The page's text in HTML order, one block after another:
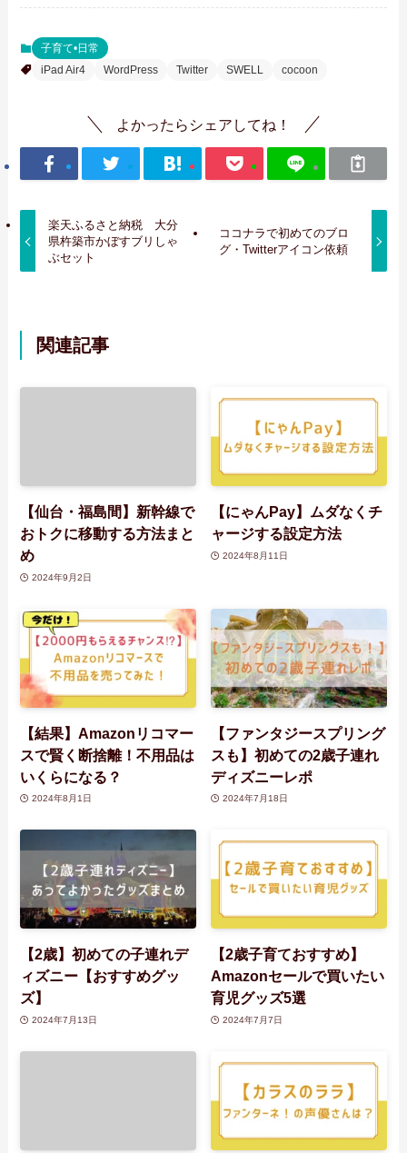
子育て•日常
iPad Air4
WordPress Twitter SWELL cocoon
よかったらシェアしてね！
楽天ふるさと納税 大分
県杵築市かぼすブリしゃ
ぶセット
ココナラで初めてのブロ
グ・Twitterアイコン依頼
関連記事
【仙台・福島間】新幹線で
おトクに移動する方法まと
め
2024年9月2日
【にゃんPay】ムダなくチ
ャージする設定方法
2024年8月11日
【結果】Amazonリコマー
スで賢く断捨離！不用品は
いくらになる？
2024年8月1日
【ファンタジースプリング
スも】初めての2歳子連れ
ディズニーレポ
2024年7月18日
【2歳】初めての子連れデ
ィズニー【おすすめグッ
ズ】
2024年7月13日
【2歳子育ておすすめ】
Amazonセールで買いたい
育児グッズ5選
2024年7月7日